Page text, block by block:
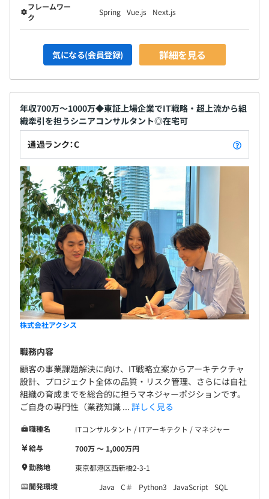
フレームワー
ク
Spring Vue.js Next.js
気になる(会員登録) 詳細を見る
年収700万〜1000万◆東証上場企業でIT戦略・超上流から組
織牽引を担うシニアコンサルタント◎在宅可
通過ランク：C
株式会社アクシス
職務内容
顧客の事業課題解決に向け、IT戦略立案からアーキテクチャ
設計、プロジェクト全体の品質・リスク管理、さらには自社
組織の育成までを総合的に担うマネジャーポジションです。
ご自身の専門性（業務知識 ... 詳しく見る
職種名
ITコンサルタント / ITアーキテクト / マネジャー
給与
700万 〜 1,000万円
勤務地
東京都港区西新橋2-3-1
開発環境
Java C＃ Python3 JavaScript
SQL